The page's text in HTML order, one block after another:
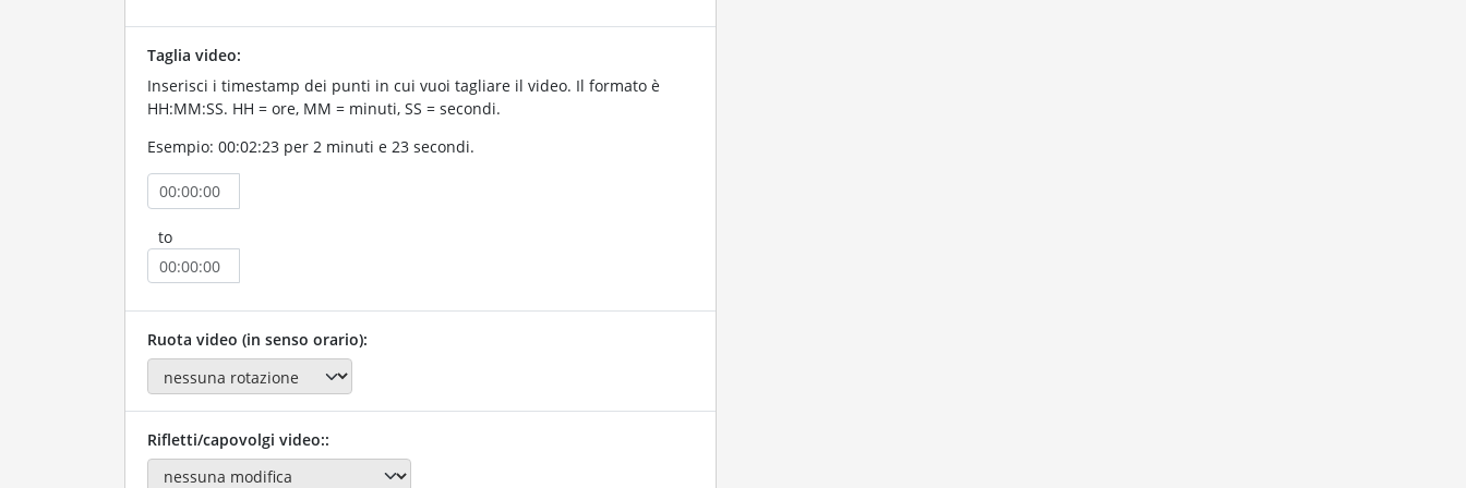
Taglia video:
Inserisci i timestamp dei punti in cui vuoi tagliare il video. Il formato è
HH:MM:SS. HH = ore, MM = minuti, SS = secondi.
Esempio: 00:02:23 per 2 minuti e 23 secondi.
to
Ruota video (in senso orario):
Rifletti/capovolgi video::